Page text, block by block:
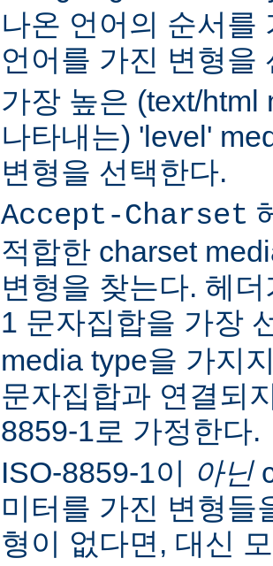
나온 언어의 순서를
언어를 가진 변형을
가장 높은 (text/html
나타내는) 'level'
변형을 선택한다.
Accept-Charset
적합한 charset
변형을 찾는다. 헤
1 문자집합을 가장
media type을 가지
문자집합과 연결되
8859-1로 가정한다.
ISO-8859-1이 아닌
미터를 가진 변형들
형이 없다면, 대신